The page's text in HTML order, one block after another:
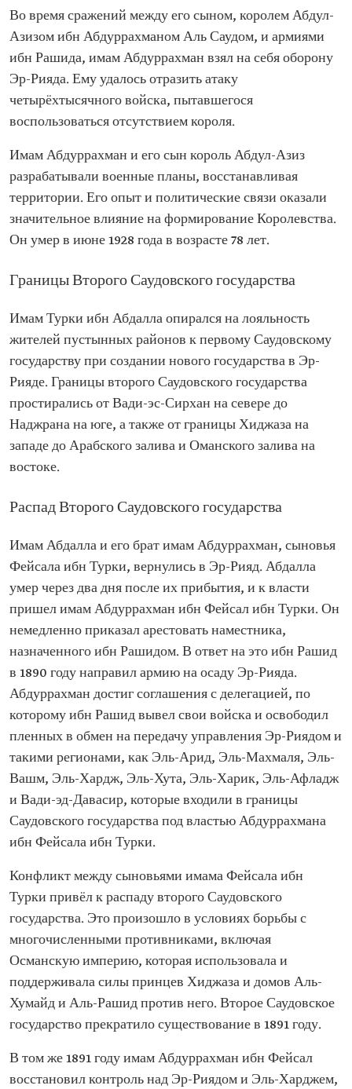
Во время сражений между его сыном, королем Абдул-
Азизом ибн Абдуррахманом Аль Саудом, и армиями
ибн Рашида, имам Абдуррахман взял на себя оборону
Эр-Рияда. Ему удалось отразить атаку
четырёхтысячного войска, пытавшегося
воспользоваться отсутствием короля.
Имам Абдуррахман и его сын король Абдул-Азиз
разрабатывали военные планы, восстанавливая
территории. Его опыт и политические связи оказали
значительное влияние на формирование Королевства.
Он умер в июне 1928 года в возрасте 78 лет.
Границы Второго Саудовского государства
Имам Турки ибн Абдалла опирался на лояльность
жителей пустынных районов к первому Саудовскому
государству при создании нового государства в Эр-
Рияде. Границы второго Саудовского государства
простирались от Вади-эс-Сирхан на севере до
Наджрана на юге, а также от границы Хиджаза на
западе до Арабского залива и Оманского залива на
востоке.
Распад Второго Саудовского государства
Имам Абдалла и его брат имам Абдуррахман, сыновья
Фейсала ибн Турки, вернулись в Эр-Рияд. Абдалла
умер через два дня после их прибытия, и к власти
пришел имам Абдуррахман ибн Фейсал ибн Турки. Он
немедленно приказал арестовать наместника,
назначенного ибн Рашидом. В ответ на это ибн Рашид
в 1890 году направил армию на осаду Эр-Рияда.
Абдуррахман достиг соглашения с делегацией, по
которому ибн Рашид вывел свои войска и освободил
пленных в обмен на передачу управления Эр-Риядом и
такими регионами, как Эль-Арид, Эль-Махмаля, Эль-
Вашм, Эль-Хардж, Эль-Хута, Эль-Харик, Эль-Афладж
и Вади-эд-Давасир, которые входили в границы
Саудовского государства под властью Абдуррахмана
ибн Фейсала ибн Турки.
Конфликт между сыновьями имама Фейсала ибн
Турки привёл к распаду второго Саудовского
государства. Это произошло в условиях борьбы с
многочисленными противниками, включая
Османскую империю, которая использовала и
поддерживала силы принцев Хиджаза и домов Аль-
Хумайд и Аль-Рашид против него. Второе Саудовское
государство прекратило существование в 1891 году.
В том же 1891 году имам Абдуррахман ибн Фейсал
восстановил контроль над Эр-Риядом и Эль-Харджем,